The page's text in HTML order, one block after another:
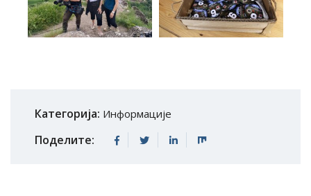
Категорија: Информације
Поделите: